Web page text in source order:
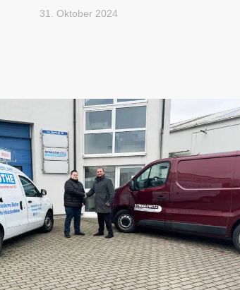
31. Oktober 2024